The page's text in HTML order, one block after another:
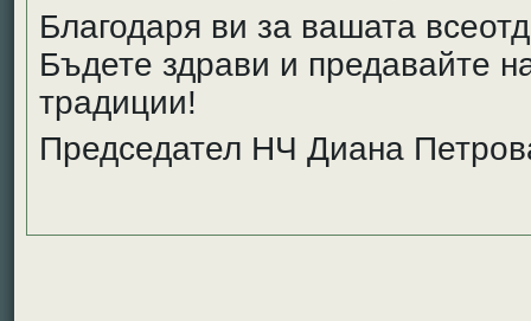
Благодаря ви за вашата
Бъдете здрави и предавайте
традиции!
Председател НЧ Диана